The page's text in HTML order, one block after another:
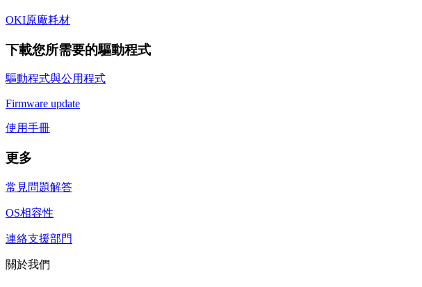
OKI原廠耗材
下載您所需要的驅動程式
驅動程式與公用程式
Firmware update
使用手冊
更多
常見問題解答
OS相容性
連絡支援部門
關於我們